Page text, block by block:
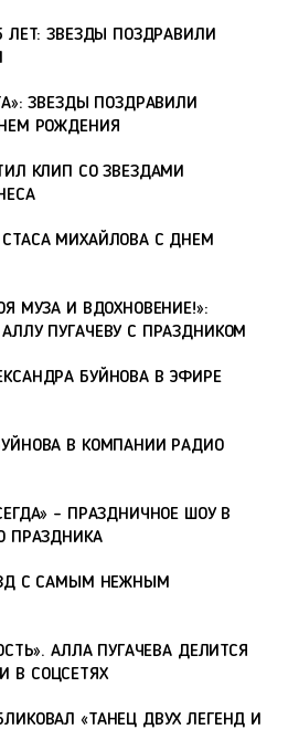
ЗВЕЗДЫ ПОЗДРАВИЛИ
ЗВЕЗДЫ ПОЗДРАВИЛИ
РОЖДЕНИЯ
КЛИП СО ЗВЕЗДАМИ
МИХАЙЛОВА С ДНЕМ
МУЗА И ВДОХНОВЕНИЕ!»:
ПУГАЧЕВУ С ПРАЗДНИКОМ
БУЙНОВА В ЭФИРЕ
В КОМПАНИИ РАДИО
- ПРАЗДНИЧНОЕ ШОУ В
ПРАЗДНИКА
С САМЫМ НЕЖНЫМ
АЛЛА ПУГАЧЕВА ДЕЛИТСЯ
В СОЦСЕТЯХ
«ТАНЕЦ ДВУХ ЛЕГЕНД И